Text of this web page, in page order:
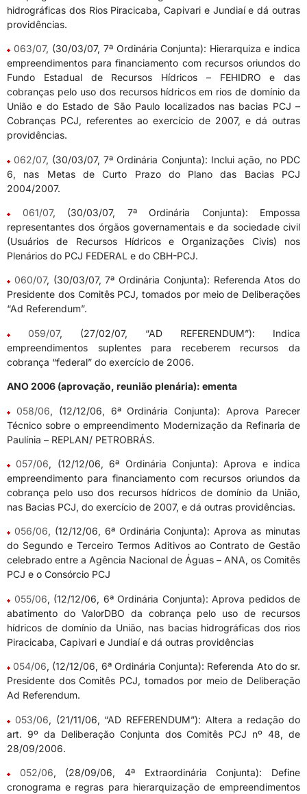
hidrográficas dos Rios Piracicaba, Capivari e Jundiaí e dá outras
providências.
063/07, (30/03/07, 7ª Ordinária Conjunta): Hierarquiza e indica
empreendimentos para financiamento com recursos oriundos do
Fundo Estadual de Recursos Hídricos – FEHIDRO e das
cobranças pelo uso dos recursos hídricos em rios de domínio da
União e do Estado de São Paulo localizados nas bacias PCJ –
Cobranças PCJ, referentes ao exercício de 2007, e dá outras
providências.
062/07, (30/03/07, 7ª Ordinária Conjunta): Inclui ação, no PDC
6, nas Metas de Curto Prazo do Plano das Bacias PCJ
2004/2007.
061/07, (30/03/07, 7ª Ordinária Conjunta): Empossa
representantes dos órgãos governamentais e da sociedade civil
(Usuários de Recursos Hídricos e Organizações Civis) nos
Plenários do PCJ FEDERAL e do CBH-PCJ.
060/07, (30/03/07, 7ª Ordinária Conjunta): Referenda Atos do
Presidente dos Comitês PCJ, tomados por meio de Deliberações
“Ad Referendum”.
059/07, (27/02/07, “AD REFERENDUM”): Indica
empreendimentos suplentes para receberem recursos da
cobrança “federal” do exercício de 2006.
ANO 2006 (aprovação, reunião plenária): ementa
058/06, (12/12/06, 6ª Ordinária Conjunta): Aprova Parecer
Técnico sobre o empreendimento Modernização da Refinaria de
Paulínia – REPLAN/ PETROBRÁS.
057/06, (12/12/06, 6ª Ordinária Conjunta): Aprova e indica
empreendimento para financiamento com recursos oriundos da
cobrança pelo uso dos recursos hídricos de domínio da União,
nas Bacias PCJ, do exercício de 2007, e dá outras providências.
056/06, (12/12/06, 6ª Ordinária Conjunta): Aprova as minutas
do Segundo e Terceiro Termos Aditivos ao Contrato de Gestão
celebrado entre a Agência Nacional de Águas – ANA, os Comitês
PCJ e o Consórcio PCJ
055/06, (12/12/06, 6ª Ordinária Conjunta): Aprova pedidos de
abatimento do ValorDBO da cobrança pelo uso de recursos
hídricos de domínio da União, nas bacias hidrográficas dos rios
Piracicaba, Capivari e Jundiaí e dá outras providências
054/06, (12/12/06, 6ª Ordinária Conjunta): Referenda Ato do sr.
Presidente dos Comitês PCJ, tomados por meio de Deliberação
Ad Referendum.
053/06, (21/11/06, “AD REFERENDUM”): Altera a redação do
art. 9º da Deliberação Conjunta dos Comitês PCJ nº 48, de
28/09/2006.
052/06, (28/09/06, 4ª Extraordinária Conjunta): Define
cronograma e regras para hierarquização de empreendimentos